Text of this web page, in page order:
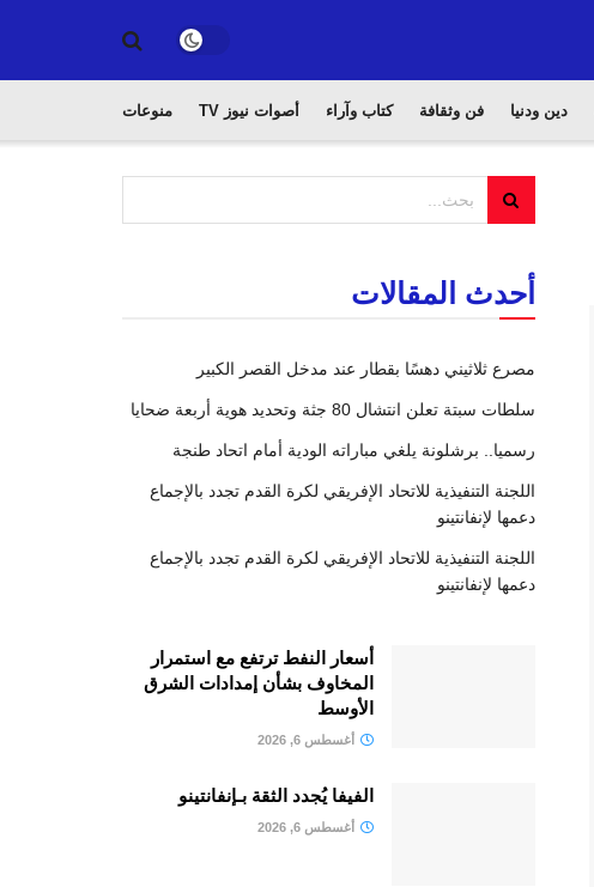
دين ودنيا فن وثقافة كتاب وآراء أصوات نيوز TV منوعات
أحدث المقالات
مصرع ثلاثيني دهسًا بقطار عند مدخل القصر الكبير
سلطات سبتة تعلن انتشال 80 جثة وتحديد هوية أربعة ضحايا
رسميا.. برشلونة يلغي مباراته الودية أمام اتحاد طنجة
اللجنة التنفيذية للاتحاد الإفريقي لكرة القدم تجدد بالإجماع
دعمها لإنفانتينو
اللجنة التنفيذية للاتحاد الإفريقي لكرة القدم تجدد بالإجماع
دعمها لإنفانتينو
أسعار النفط ترتفع مع استمرار
المخاوف بشأن إمدادات الشرق
الأوسط
أغسطس 6, 2026
الفيفا يُجدد الثقة بـإنفانتينو
أغسطس 6, 2026